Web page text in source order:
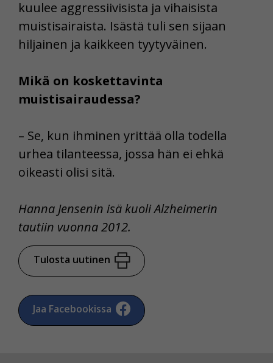
kuulee aggressiivisista ja vihaisista
muistisairaista. Isästä tuli sen sijaan
hiljainen ja kaikkeen tyytyväinen.
Mikä on koskettavinta
muistisairaudessa?
– Se, kun ihminen yrittää olla todella
urhea tilanteessa, jossa hän ei ehkä
oikeasti olisi sitä.
Hanna Jensenin isä kuoli Alzheimerin
tautiin vuonna 2012.
Tulosta uutinen
Jaa Facebookissa